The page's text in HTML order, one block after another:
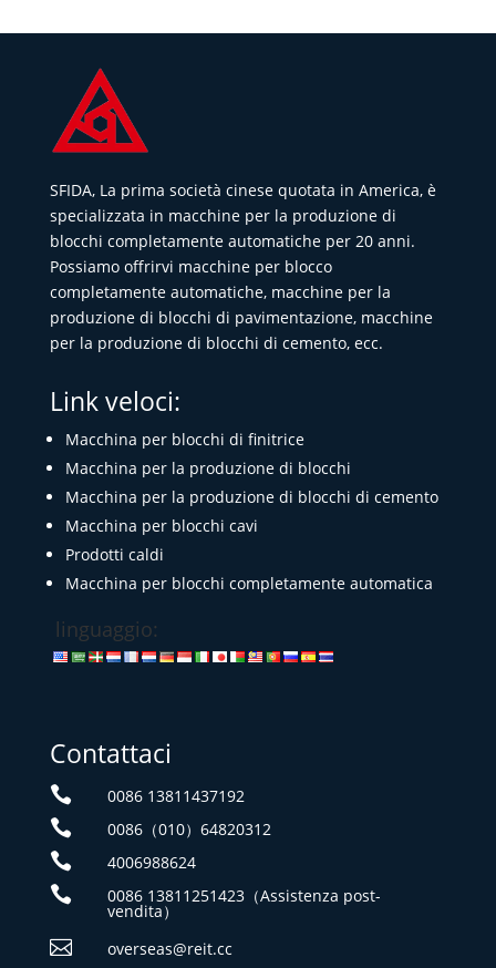
SFIDA, La prima società cinese quotata in America, è
specializzata in macchine per la produzione di
blocchi completamente automatiche per 20 anni.
Possiamo offrirvi macchine per blocco
completamente automatiche, macchine per la
produzione di blocchi di pavimentazione, macchine
per la produzione di blocchi di cemento, ecc.
Link veloci:
Macchina per blocchi di finitrice
Macchina per la produzione di blocchi
Macchina per la produzione di blocchi di cemento
Macchina per blocchi cavi
Prodotti caldi
Macchina per blocchi completamente automatica
linguaggio:
Contattaci
 0086 13811437192
 0086（010）64820312
 4006988624
 0086 13811251423（Assistenza post-
vendita）
 overseas@reit.cc